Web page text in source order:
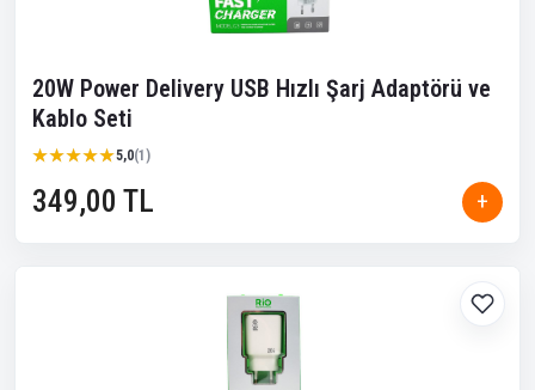
20W Power Delivery USB Hızlı Şarj Adaptörü ve
Kablo Seti
★★★★★
★★★★★5,0(1)
349,00 TL +